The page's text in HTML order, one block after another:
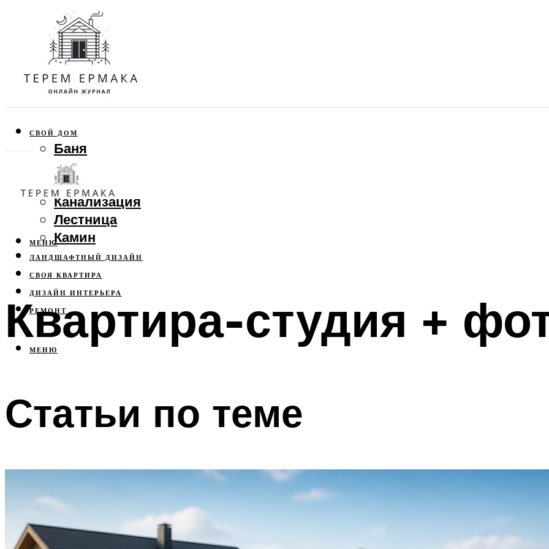
СВОЙ ДОМ
Баня
Веранда
Забор
Канализация
Лестница
Камин
ЛАНДШАФТНЫЙ ДИЗАЙН
СВОЯ КВАРТИРА
ДИЗАЙН ИНТЕРЬЕРА
РЕМОНТ
МЕНЮ
МЕНЮ
Квартира-студия +
Статьи по теме